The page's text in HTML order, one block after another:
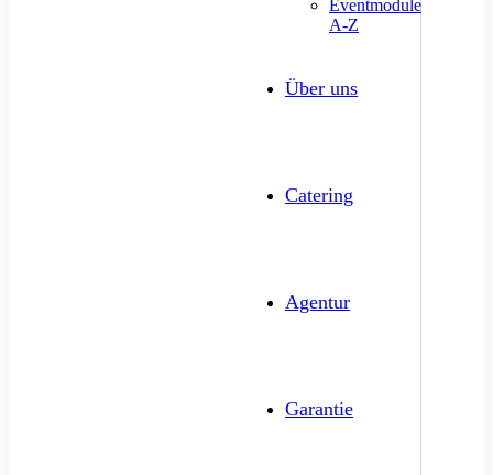
Eventmodule
A-Z
Über uns
Catering
Agentur
Garantie